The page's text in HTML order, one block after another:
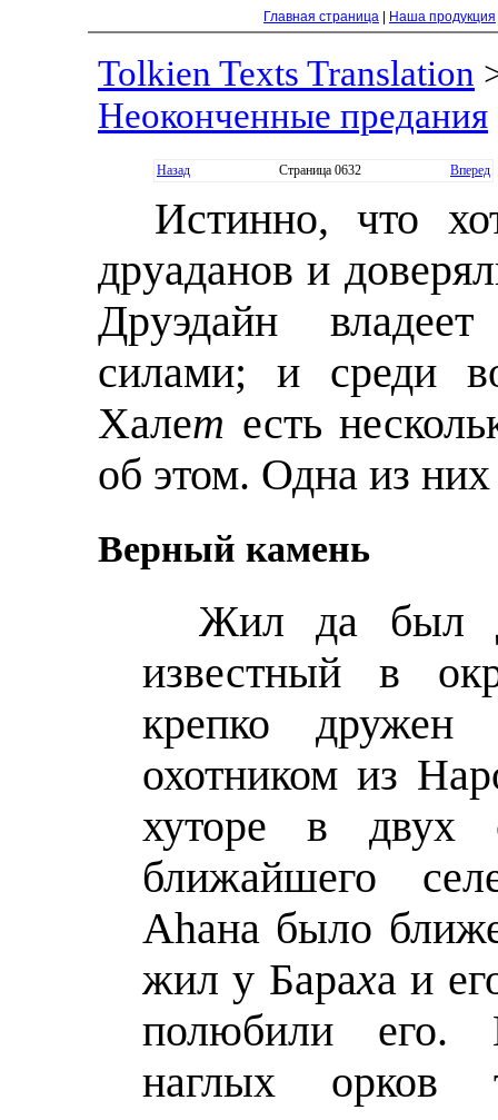
Главная страница Наша продукция
Tolkien Texts Translation
Неоконченные предания
Назад Страница 0632 Вперед
Истинно, что
дрyаданов и
Дрyэдайн
силами; и среди
Халет есть
об этом. Одна из них
Верный камень
Жил да был
известный в
крепко
охотником из
хуторе в
ближайшего
Аhана было
жил у Бараха и
полюбили его.
наглых орков